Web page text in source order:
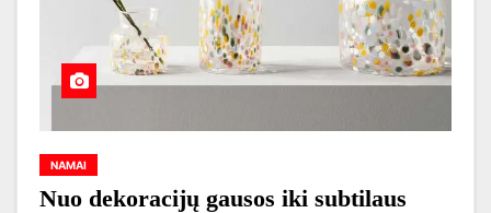
NAMAI
Nuo dekoracijų gausos iki subtilaus